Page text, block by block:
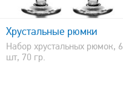
Хрустальные рюмки
Набор хрустальных рюмок, 6
шт, 70 гр.
быстрый просмотр